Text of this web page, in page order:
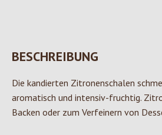
BESCHREIBUNG
Die kandierten Zitronenschalen
aromatisch und intensiv-fruchtig.
Backen oder zum Verfeinern von